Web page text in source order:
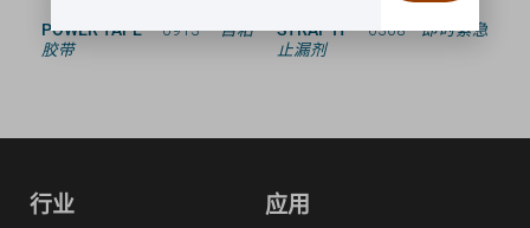
POWER TAPE— 0913 —自粘
胶带
STRAP IT— 0308 —即时紧急
止漏剂
行业 应用